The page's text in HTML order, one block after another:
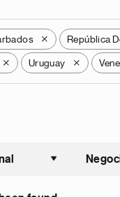
X República
X Uruguay X